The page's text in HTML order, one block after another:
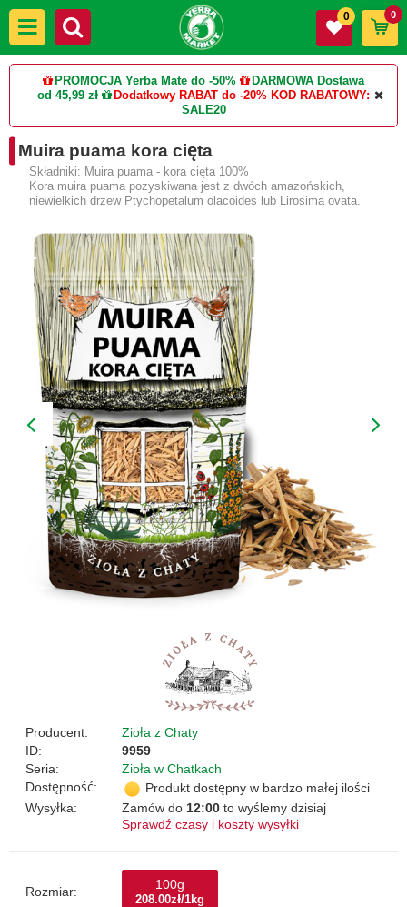
PROMOCJA Yerba Mate do -50%
DARMOWA Dostawa
od 45,99 zł
Dodatkowy RABAT do -20% KOD RABATOWY:
SALE20
0 0
Muira puama kora cięta
Składniki: Muira puama - kora cięta 100%
Kora muira puama pozyskiwana jest z dwóch amazońskich,
niewielkich drzew Ptychopetalum olacoides lub Lirosima ovata.
Producent:
Zioła z Chaty
ID:
9959
Seria:
Zioła w Chatkach
Dostępność:
Produkt dostępny w bardzo małej ilości
Wysyłka:
Zamów do 12:00 to wyślemy dzisiaj
Sprawdź czasy i koszty wysyłki
Rozmiar: 100g
208.00zł/1kg